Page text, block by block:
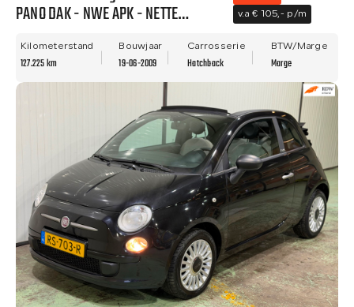
PANO DAK - NWE APK - NETTE
v.a € 105,- p/m
Kilometerstand
127.225 km
Bouwjaar
19-06-2009
Carrosserie
Hatchback
BTW/Marge
Marge